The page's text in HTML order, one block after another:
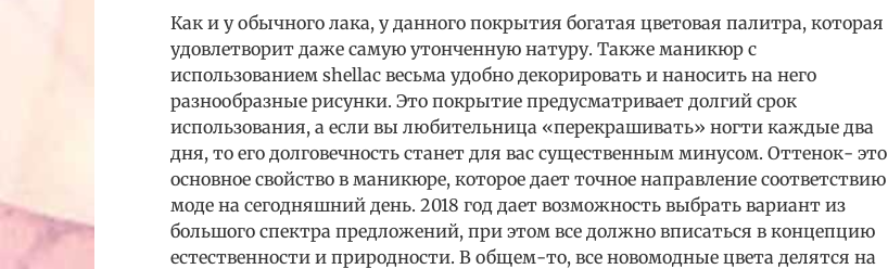
Как и у обычного лака, у данного покрытия богатая цветовая палитра, которая
удовлетворит даже самую утонченную натуру. Также маникюр с
использованием shellac весьма удобно декорировать и наносить на него
разнообразные рисунки. Это покрытие предусматривает долгий срок
использования, а если вы любительница «перекрашивать» ногти каждые два
дня, то его долговечность станет для вас существенным минусом. Оттенок- это
основное свойство в маникюре, которое дает точное направление соответствию
моде на сегодняшний день. 2018 год дает возможность выбрать вариант из
большого спектра предложений, при этом все должно вписаться в концепцию
естественности и природности. В общем-то, все новомодные цвета делятся на